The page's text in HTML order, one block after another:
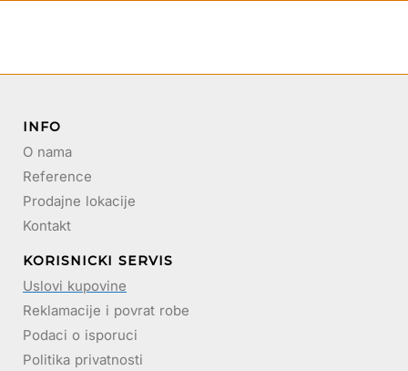
INFO
O nama
Reference
Prodajne lokacije
Kontakt
KORISNICKI SERVIS
Uslovi kupovine
Reklamacije i povrat robe
Podaci o isporuci
Politika privatnosti